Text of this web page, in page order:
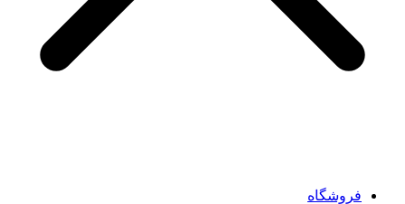
فروشگاه